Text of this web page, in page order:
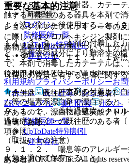
１４．３．１． 注射器、カテー
触する可能性のある器具を本剤で
よく洗い流した後使用すること〔
１４．３．２． 本剤の付着したカ
と、透析液の成分により難溶性の
で、本剤で消毒したカテーテルは
後使用すること。
１４．３．３． 本剤の付着した白
ム等の塩素系漂白剤で漂白すると
があるので、漂白には過炭酸ナト
適当である。
（取扱い上の注意）
火気を避けて保存すること。
重要な基本的注意
ショック、アナフィラキシー等の
に際してはクロルヘキシジン製剤
薬物過敏体質の有無について十分
１、９．１．１、１１．１．１参
（特定の背景を有する患者に関する
（合併症・既往歴等のある患者）
９．１．１． 薬物過敏症＜クロ
過敏症を除く＞の既往歴のある者
項参照〕。
９．１．２． 喘息等のアレルギ
ある者。
新規登録
ログイン
監修医師一覧
UpToDate特別割引
運営会社
© 2021 HOKUTO Inc. All rights
利用規約プライバシーポリシーお
ホーム
表・計算 レジメン
ERマニュアル
薬剤情報 ポスト
監修医師一覧
UpToDate特別割引
運営会社
© 2021 HOKUTO Inc. All rights